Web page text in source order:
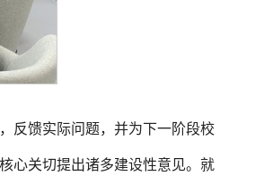
反馈实际问题，并为下一阶段校
心关切提出诸多建设性意见。就